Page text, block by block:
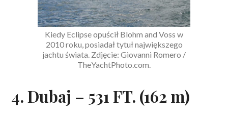
Kiedy Eclipse opuścił Blohm and Voss w
2010 roku, posiadał tytuł największego
jachtu świata. Zdjęcie: Giovanni Romero /
TheYachtPhoto.com.
4. Dubaj – 531 FT. (162 m)